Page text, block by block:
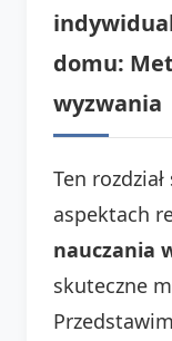
domu:
wyzwania
Ten
aspektach
nauczania
skuteczne